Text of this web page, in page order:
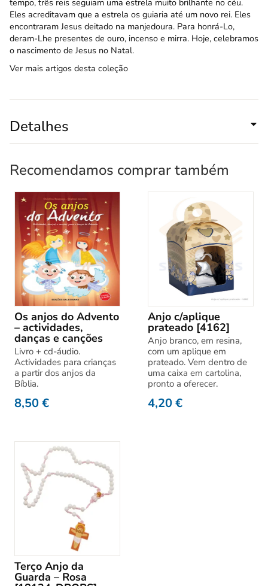
tempo, três reis seguiam uma estrela muito brilhante no céu.
Eles acreditavam que a estrela os guiaria até um novo rei. Eles
encontraram Jesus deitado na manjedoura. Para honrá-Lo,
deram-Lhe presentes de ouro, incenso e mirra. Hoje, celebramos
o nascimento de Jesus no Natal.
Ver mais artigos desta coleção
Detalhes
Recomendamos comprar também
Os anjos do Advento
– actividades,
danças e canções
Livro + cd-áudio.
Actividades para crianças
a partir dos anjos da
Bíblia.
8,50€
Anjo c/aplique
prateado [4162]
Anjo branco, em resina,
com um aplique em
prateado. Vem dentro de
uma caixa em cartolina,
pronto a oferecer.
4,20€
Terço Anjo da
Guarda – Rosa